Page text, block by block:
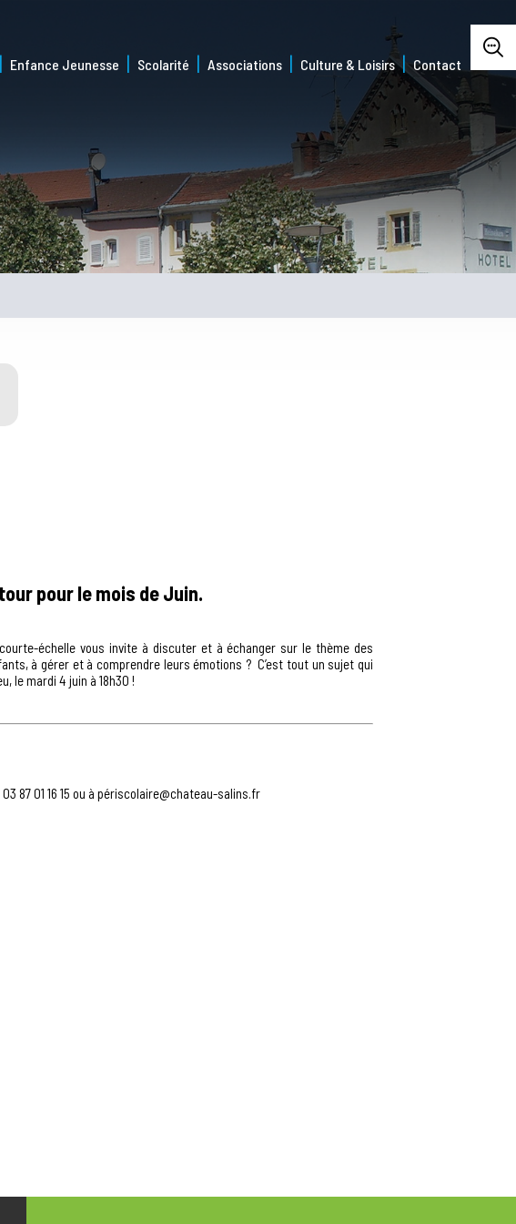
Enfance Jeunesse Scolarité Associations Culture & Loisirs Contact
pour le mois de Juin.
échelle vous invite à discuter et à échanger sur le thème des
à gérer et à comprendre leurs émotions ? C’est tout un sujet qui
le mardi 4 juin à 18h30 !
87 01 16 15 ou à périscolaire@chateau-salins.fr